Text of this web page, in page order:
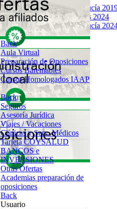
Junta de Andalucía
SAS Elecciones 2024
Junta de Andalucía
Back
Aula Virtual
Preparación de Oposiciones
Cursos Baremables
Cursos Homologados IAAP
Back
Seguros
Asesoría Jurídica
Viajes / Vacaciones
Clínicas y Serv. Médicos
Tarjeta COYSALUD
BANCOS e
INVERSIONES
Otras Ofertas
Academias preparación de
oposiciones
Back
Usuario